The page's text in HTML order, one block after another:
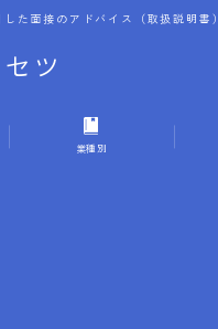
ツ
た面接のアドバイス（取扱説明書）
略 業種別